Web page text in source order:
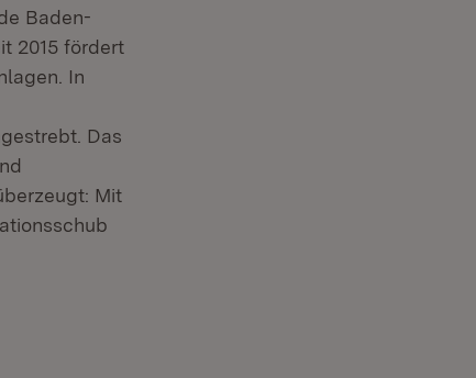
Baden-
2015 fördert
In
Fenster)Das
Mit